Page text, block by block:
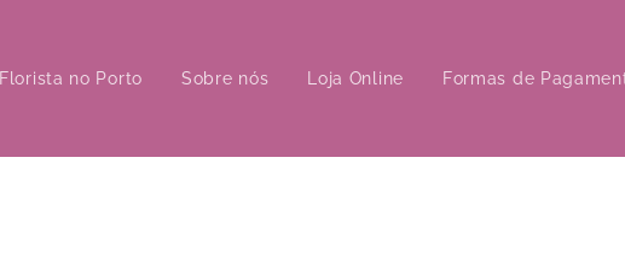
Florista no Porto Sobre nós Loja Online Formas de